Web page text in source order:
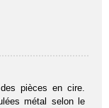
pièces en cire.
métal selon le